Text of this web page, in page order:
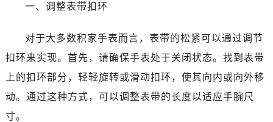
一、调整表带扣环
对于大多数积家手表而言，表带的松紧可以通过调节
扣环来实现。首先，请确保手表处于关闭状态。找到表带
上的扣环部分，轻轻旋转或滑动扣环，使其向内或向外移
动。通过这种方式，可以调整表带的长度以适应手腕尺
寸。